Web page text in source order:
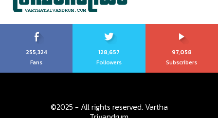
255,324
Fans
128,657
Followers
97,058
Subscribers
©2025 - All rights reserved. Vartha